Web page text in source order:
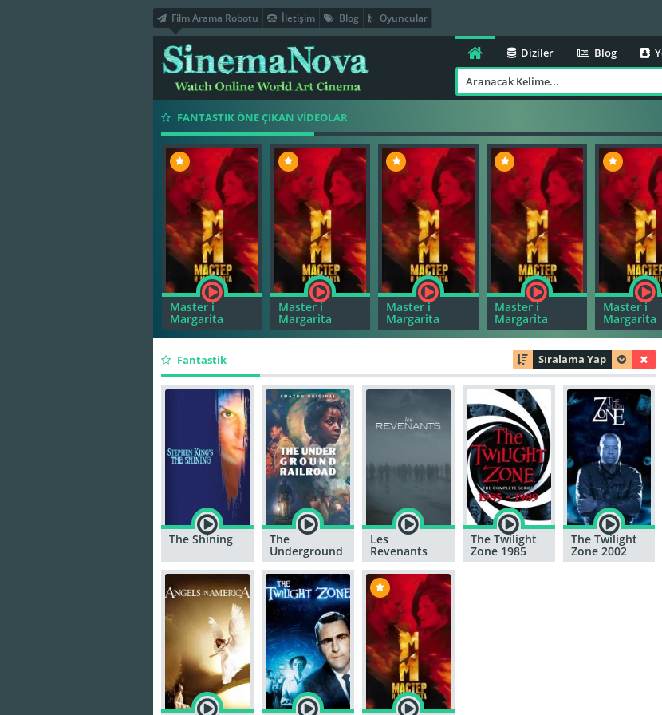
Film Arama Robotu İletişim Blog Oyuncular
Diziler Blog
FANTASTIK ÖNE ÇIKAN VİDEOLAR
Master i
Margarita
Master i
Margarita
Master i
Margarita
Master i
Margarita
Master i
Margarita
Fantastik Sıralama Yap
The Shining The
Underground
Railroad
Les
Revenants
The Twilight
Zone 1985
The Twilight
Zone 2002